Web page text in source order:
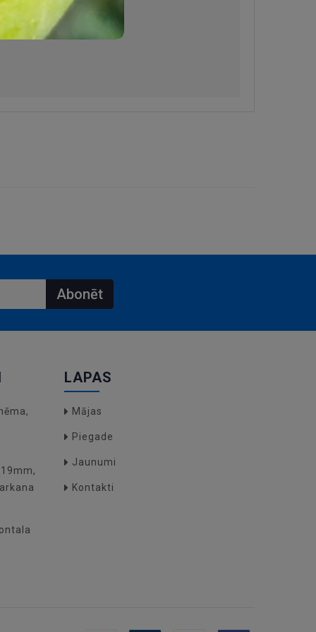
Abonēt
LAPAS
Mājas
Piegade
Jaunumi
Kontakti